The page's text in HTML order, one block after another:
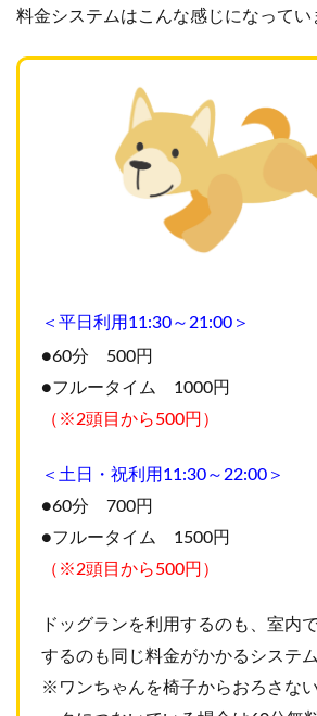
料金システムはこんな感じになってい
＜平日利用11:30～21:00＞
●60分 500円
●フルータイム 1000円
（※2頭目から500円）
＜土日・祝利用11:30～22:00＞
●60分 700円
●フルータイム 1500円
（※2頭目から500円）
ドッグランを利用するのも、室内
するのも同じ料金がかかるシステム
※ワンちゃんを椅子からおろさな